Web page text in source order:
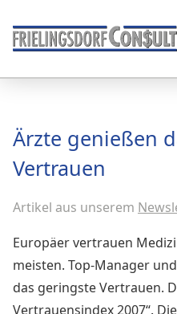
Leistungen
Akademie
MVZ/Ärztenetze
Über uns
Newsletter &
Ärzte genießen
Vertrauen
Artikel aus unserem
Europäer vertrauen
meisten. Top-Manager
das geringste Vertrauen.
Vertrauensindex 2007“.